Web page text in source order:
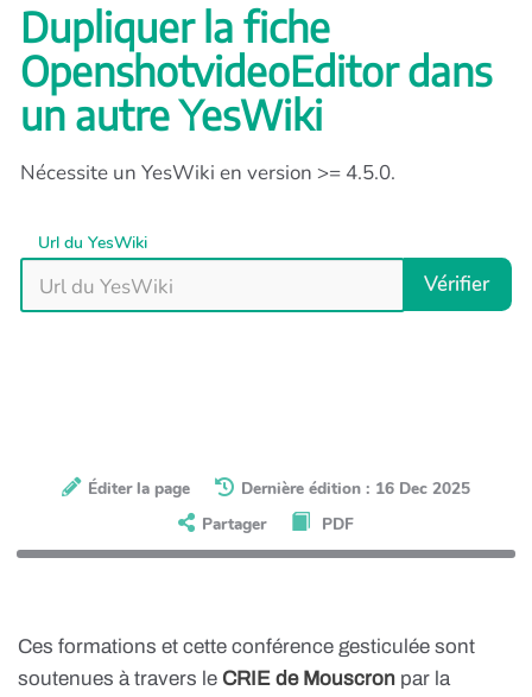
Dupliquer la fiche
OpenshotvideoEditor dans
un autre YesWiki
Nécessite un YesWiki en version >= 4.5.0.
Url du YesWiki
Vérifier
Éditer la page
Dernière édition : 16 Dec 2025
Partager
PDF